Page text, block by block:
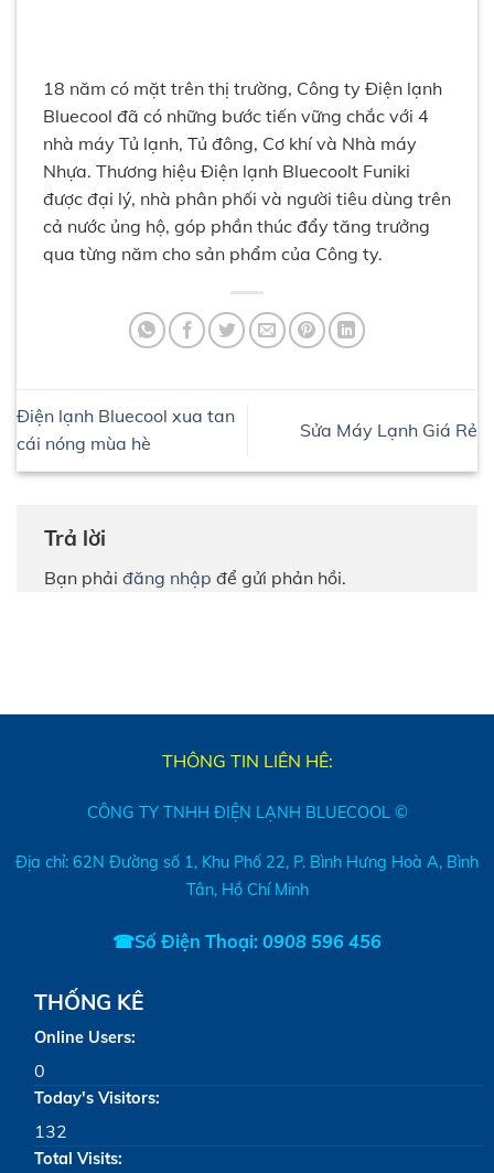
18 năm có mặt trên thị trường, Công ty Điện lạnh
Bluecool đã có những bước tiến vững chắc với 4
nhà máy Tủ lạnh, Tủ đông, Cơ khí và Nhà máy
Nhựa. Thương hiệu Điện lạnh Bluecoolt Funiki
được đại lý, nhà phân phối và người tiêu dùng trên
cả nước ủng hộ, góp phần thúc đẩy tăng trưởng
qua từng năm cho sản phẩm của Công ty.
Điện lạnh Bluecool xua tan
cái nóng mùa hè
Sửa Máy Lạnh Giá Rẻ
Trả lời
Bạn phải đăng nhập để gửi phản hồi.
THÔNG TIN LIÊN HÊ:
CÔNG TY TNHH ĐIỆN LẠNH BLUECOOL ©
Địa chỉ: 62N Đường số 1, Khu Phố 22, P. Bình Hưng Hoà A, Bình
Tân, Hồ Chí Minh
☎Số Điện Thoại: 0908 596 456
THỐNG KÊ
Online Users:
0
Today's Visitors:
132
Total Visits: